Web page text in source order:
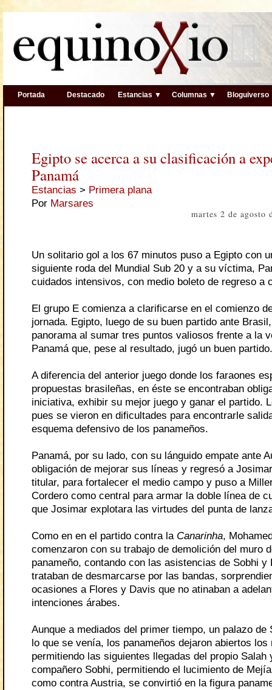
Portada Destacado Estancias ▼ Columnas ▼ Bloguiverso
Egipto se acerca a su clasificación a
Panamá
Estancias > Primera plana
Por Marsares
martes 2 de agosto
Un solitario gol a los 67 minutos puso a Egipto con
siguiente roda del Mundial Sub 20 y a su víctima,
cuidados intensivos, con medio boleto de regreso a
El grupo E comienza a clarificarse en el comienzo
jornada. Egipto, luego de su buen partido ante
panorama al sumar tres puntos valiosos frente a la
Panamá que, pese al resultado, jugó un buen partido.
A diferencia del anterior juego donde los faraones
propuestas brasileñas, en éste se encontraban
iniciativa, exhibir su mejor juego y ganar el partido.
pues se vieron en dificultades para encontrarle
esquema defensivo de los panameños.
Panamá, por su lado, con su lánguido empate ante
obligación de mejorar sus líneas y regresó a
titular, para fortalecer el medio campo y puso a
Cordero como central para armar la doble línea de
que Josimar explotara las virtudes del punta de
Como en en el partido contra la Canarinha,
comenzaron con su trabajo de demolición del muro
panameño, contando con las asistencias de Sobhi y
trataban de desmarcarse por las bandas,
ocasiones a Flores y Davis que no atinaban a
intenciones árabes.
Aunque a mediados del primer tiempo, un palazo de
lo que se venía, los panameños dejaron abiertos
permitiendo las siguientes llegadas del propio Salah
compañero Sobhi, permitiendo el lucimiento de
como contra Austria, se convirtió en la figura